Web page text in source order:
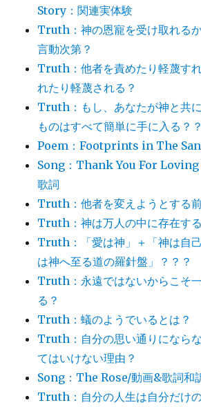
Story：関連実体験
Truth：神の恩寵を受け取れる
言動次第？
Truth：他者を責めたり軽蔑す
れたり軽蔑される？
Truth：もし、あなたが神と共
ものはすべて簡単に手に入る？
Poem：Footprints in The
Song：Thank You For Loving
歌詞
Truth：他者を変えようとする
Truth：神は万人の中に存在す
Truth：「愛は神」＋「神は自
は神へ至る道の羅針盤」？？？
Truth：永遠ではないからこそ
る？
Truth：蟻のようでいるとは？
Truth：自分の思い通りになら
てはいけない理由？
Song：The Rose/動画&歌詞和
Truth：自分の人生は自分だけ